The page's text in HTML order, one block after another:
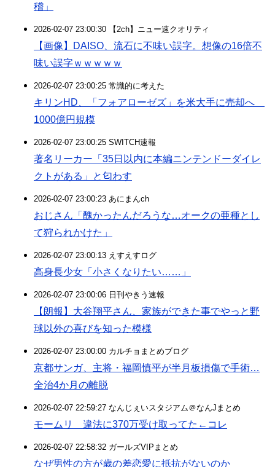
稽」
2026-02-07 23:00:30 【2ch】ニュー速クオリティ
【画像】DAISO、流石に不味い誤字。想像の16倍不
味い誤字ｗｗｗｗｗ
2026-02-07 23:00:25 常識的に考えた
キリンHD、「フォアローゼズ」を米大手に売却へ
1000億円規模
2026-02-07 23:00:25 SWITCH速報
著名リーカー「35日以内に本編ニンテンドーダイレ
クトがある」と匂わす
2026-02-07 23:00:23 あにまんch
おじさん「醜かったんだろうな…オークの亜種とし
て狩られかけた」
2026-02-07 23:00:13 えすえすログ
高身長少女「小さくなりたい……」
2026-02-07 23:00:06 日刊やきう速報
【朗報】大谷翔平さん、家族ができた事でやっと野
球以外の喜びを知った模様
2026-02-07 23:00:00 カルチョまとめブログ
京都サンガ、主将・福岡慎平が半月板損傷で手術…
全治4か月の離脱
2026-02-07 22:59:27 なんじぇいスタジアム＠なんJまとめ
モームリ 違法に370万受け取ってた←コレ
2026-02-07 22:58:32 ガールズVIPまとめ
なぜ男性の方が歳の差恋愛に抵抗がないのか